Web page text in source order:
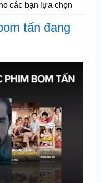
các bạn lựa chọn
tấn đang